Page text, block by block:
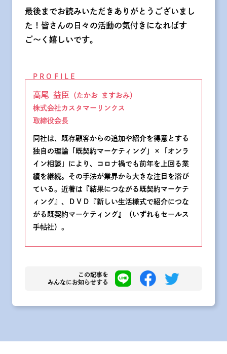
最後までお読みいただきありがとうございまし
た！皆さんの日々の活動の気付きになればす
ご〜く嬉しいです。
PROFILE
高尾 益臣 （たかお ますおみ）
株式会社カスタマーリンクス
取締役会長
同社は、既存顧客からの追加や紹介を得意とする
独自の理論「既契約マーケティング」×「オンラ
イン相談」により、コロナ禍でも前年を上回る業
績を継続。その手法が業界から大きな注目を浴び
ている。近著は『結果につながる既契約マーケテ
ィング』、ＤＶＤ『新しい生活様式で紹介につな
がる既契約マーケティング』（いずれもセールス
手帖社）。
この記事を
みんなにお知らせする